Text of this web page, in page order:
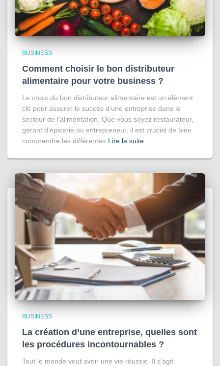
BUSINESS
Comment choisir le bon distributeur
alimentaire pour votre business ?
Le choix du bon distributeur alimentaire est un élément
clé pour assurer le succès d’une entreprise dans le
secteur de l’alimentation. Que vous soyez restaurateur,
gérant d’épicerie ou entrepreneur, il est crucial de bien
comprendre les différentes Lire la suite
BUSINESS
La création d’une entreprise, quelles sont
les procédures incontournables ?
Tout le monde veut avoir une vie réussie. Il s’agit